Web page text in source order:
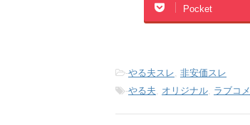
Pocket
-やる夫スレ, 非安価スレ
-やる夫, オリジナル, ラブコメ